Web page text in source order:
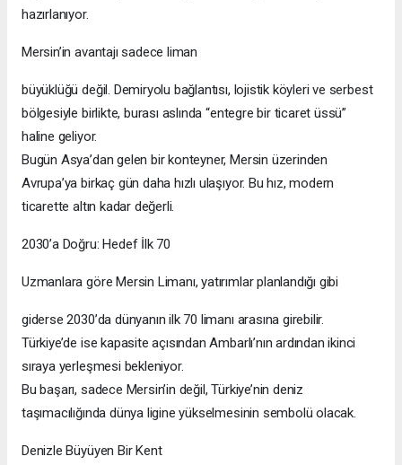
hazırlanıyor.
Mersin’in avantajı sadece liman
büyüklüğü değil. Demiryolu bağlantısı, lojistik köyleri ve serbest
bölgesiyle birlikte, burası aslında “entegre bir ticaret üssü”
haline geliyor.
Bugün Asya’dan gelen bir konteyner, Mersin üzerinden
Avrupa’ya birkaç gün daha hızlı ulaşıyor. Bu hız, modern
ticarette altın kadar değerli.
2030’a Doğru: Hedef İlk 70
Uzmanlara göre Mersin Limanı, yatırımlar planlandığı gibi
giderse 2030’da dünyanın ilk 70 limanı arasına girebilir.
Türkiye’de ise kapasite açısından Ambarlı’nın ardından ikinci
sıraya yerleşmesi bekleniyor.
Bu başarı, sadece Mersin’in değil, Türkiye’nin deniz
taşımacılığında dünya ligine yükselmesinin sembolü olacak.
Denizle Büyüyen Bir Kent